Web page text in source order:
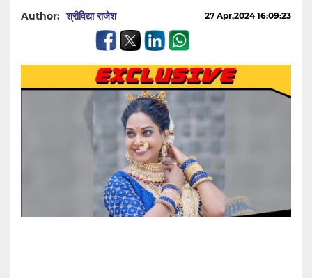
Author: श्रीविद्या राजेश 27 Apr,2024 16:09:23